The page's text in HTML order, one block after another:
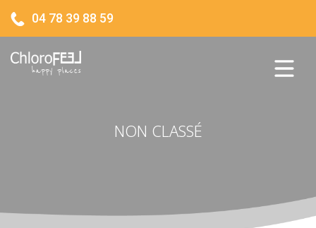
04 78 39 88 59
NON CLASSÉ